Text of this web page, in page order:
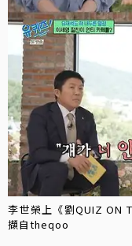
李世榮上《劉QUIZ ON
擷自theqoo